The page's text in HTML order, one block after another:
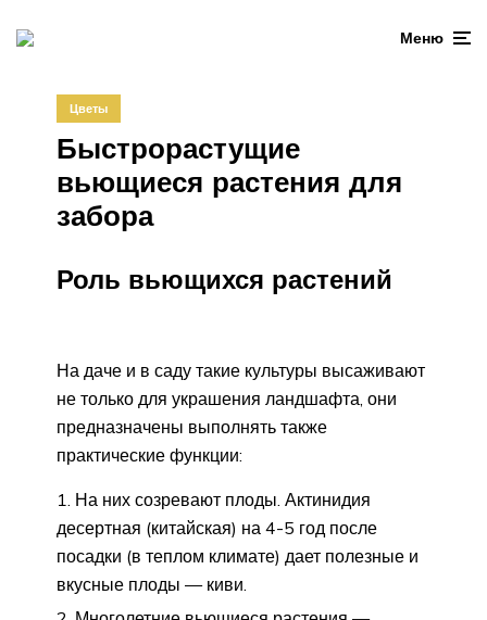
Меню
Цветы
Быстрорастущие
вьющиеся растения для
забора
Роль вьющихся растений
На даче и в саду такие культуры высаживают
не только для украшения ландшафта, они
предназначены выполнять также
практические функции:
На них созревают плоды. Актинидия
десертная (китайская) на 4-5 год после
посадки (в теплом климате) дает полезные и
вкусные плоды — киви.